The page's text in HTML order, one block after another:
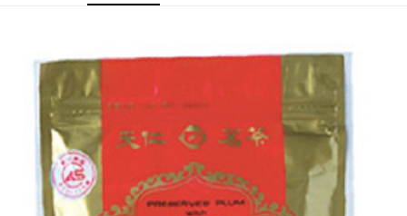
【大哥付你分期使用說明】
1.本服務由台灣大哥大提供，台灣大哥大用戶可立即使用無須另外申請。
2.付款方式選擇「大哥付你分期」，訂單成立後會自動跳轉到大哥付的交易
流程，驗證手機門號後，選擇欲分期的期數、繳款截止日，確認付款後即完
成交易。
3.實際核准額度、可分期數及費用金額請依後續交易確認頁面所載為準。
4.訂單成立30分鐘內，如未前往確認交易或遇審核未通過，訂單將自動取
消。如遇「轉專審核」未通過狀況，表示未達大哥付你分期系統評分，恕無
法說明評估內容。
【繳款方式說明】
AFTEE先享後付
相關說明
【關於「AFTEE先享後付」】
AFTEE先享後付是「在收到商品之後才付款」的支付方式。 讓您購物簡單
便利好安心！
１．簡單：不需註冊會員、不需綁卡、不需儲值。
２．便利：只要手機號碼，簡訊認證，即可結帳。
３．安心：先確認商品／服務後，再付款。
ATM付款
運送方式
付款後全家取貨